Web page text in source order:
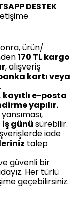
DESTEK
ürün/
170 TL kargo
, alışveriş
kartı veya
kayıtlı e-posta
yapılır.
iş günü sürebilir.
iade
talep
güvenli bir
Her türlü
geçebilirsiniz.